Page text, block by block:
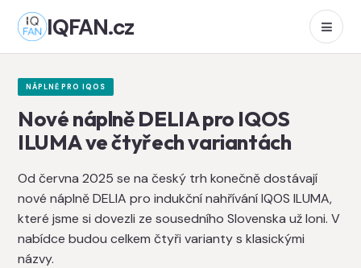
IQFAN.cz
NÁPLNĚ PRO IQOS
Nové náplně DELIA pro IQOS
ILUMA ve čtyřech variantách
Od června 2025 se na český trh konečně dostávají
nové náplně DELIA pro indukční nahřívání IQOS ILUMA,
které jsme si dovezli ze sousedního Slovenska už loni. V
nabídce budou celkem čtyři varianty s klasickými
názvy.